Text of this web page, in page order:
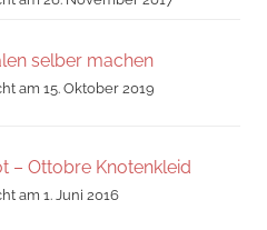
selber machen
am 15. Oktober 2019
– Ottobre Knotenkleid
am 1. Juni 2016